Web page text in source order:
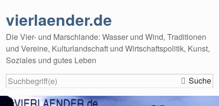
vierlaender.de
Die Vier- und Marschlande: Wasser und Wind, Traditionen
und Vereine, Kulturlandschaft und Wirtschaftspolitik, Kunst,
Soziales und gutes Leben
Suche